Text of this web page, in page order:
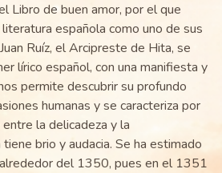
Libro de buen amor, por el que
española como uno de sus
Ruíz, el Arcipreste de Hita, se
lírico español, con una manifiesta y
permite descubrir su profundo
humanas y se caracteriza por
la delicadeza y la
brio y audacia. Se ha estimado
del 1350, pues en el 1351